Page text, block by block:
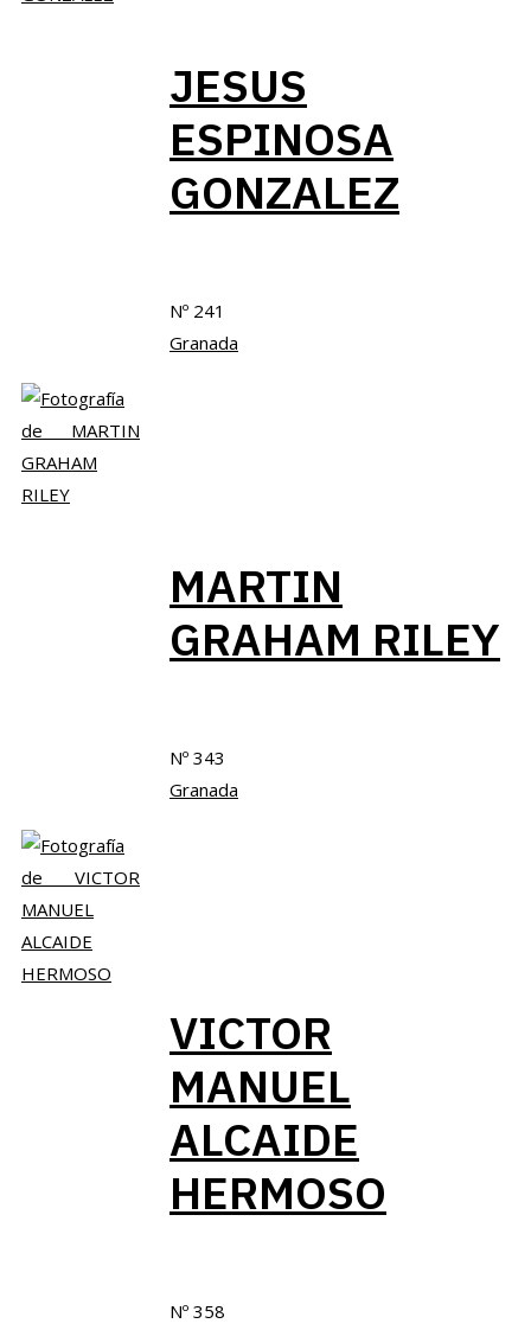
JESUS
ESPINOSA
GONZALEZ
Nº 241
Granada
MARTIN
GRAHAM RILEY
Nº 343
Granada
VICTOR
MANUEL
ALCAIDE
HERMOSO
Nº 358